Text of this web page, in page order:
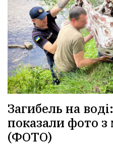
Загибель на
показали фото з
(ФОТО)